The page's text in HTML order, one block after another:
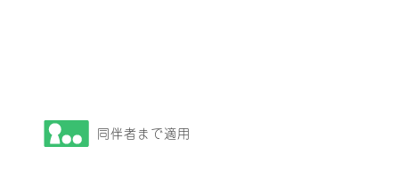
同伴者まで適用